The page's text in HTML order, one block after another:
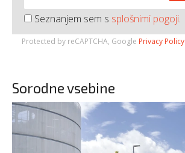
Seznanjem sem s splošnimi pogoji.
Protected by reCAPTCHA, Google Privacy Policy
Sorodne vsebine